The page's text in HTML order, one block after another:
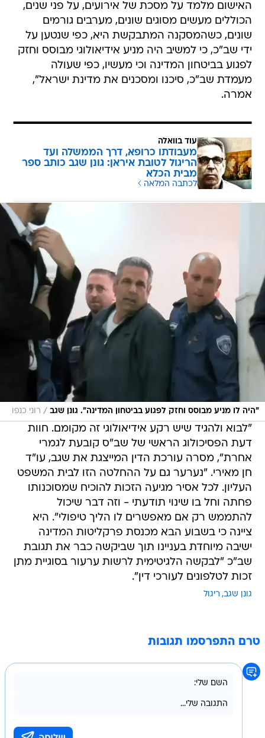
האישום מלמד על מסכת של אירועים, על פני שנים,
הכוללים מעשים מסוגים שונים, מערבים גורמים
שונים, כשהמסקנה המתבקשת היא, כפי שנטען על
ידי שב"כ, כי למשיב היה מניע אידיאולוגי מבוסס וחזק
לפגוע בביטחון המדינה וכי מעשיו, כפי שעולה
מעמדת שב"כ, סיכנו ומסכנים את מדינת ישראל",
אמרה.
עוד בוואלה
מעבודתו כרופא, דרך הממשלה ועד
הריגול לטובת איראן: גונן שגב כותב ספר
מבית הכלא
לכתבה המלאה
"היה לו מניע מבוסס וחזק לפגוע בביטחון המדינה". גונן שגב / רוני כנפו
"לבוא ולהגיד שיש רקע אידיאולוגי זה מקומם. חוות
דעת הפסיכולוג הראשי של שב"ס קובעת לגמרי
אחרת", מסרה עורכת הדין המייצגת את שגב, עו"ד
חן מאירי. "נערער גם על ההחלטה הזו לבית המשפט
העליון. לכל אסיר מגיעה הזכות להוכיח שמסוכנותו
פחתה וחל בו שינוי תודעתי - וזה דבר שיכול
להתממש רק אם מאפשרים לו הליך טיפולי". היא
ציינה כי בשבוע הבא מכנסת פרקליטות המדינה
ישיבה מיוחדת בעניינו תוך שביקשה כבר את תגובת
שב"כ "לבקשה הלגיטימית לרשות ערעור בסוגיית מתן
זכות לטלפונים לעורכי דין".
גונן שגב ריגול
טרם התפרסמו תגובות